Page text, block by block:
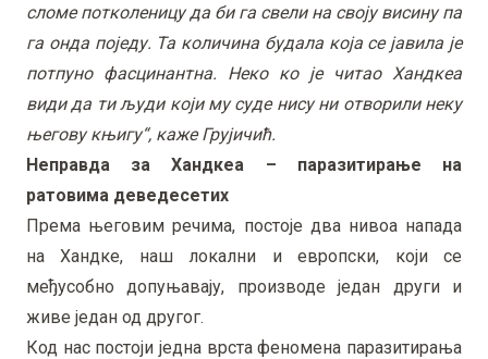
сломе потколеницу да би га свели на своју висину па
га онда поједу. Та количина будала која се јавила је
потпуно фасцинантна. Неко ко је читао Хандкеа
види да ти људи који му суде нису ни отворили неку
његову књигу“, каже Грујичић.
Неправда за Хандкеа – паразитирање на
ратовима деведесетих
Према његовим речима, постоје два нивоа напада
на Хандке, наш локални и европски, који се
међусобно допуњавају, производе један други и
живе један од другог.
Код нас постоји једна врста феномена паразитирања